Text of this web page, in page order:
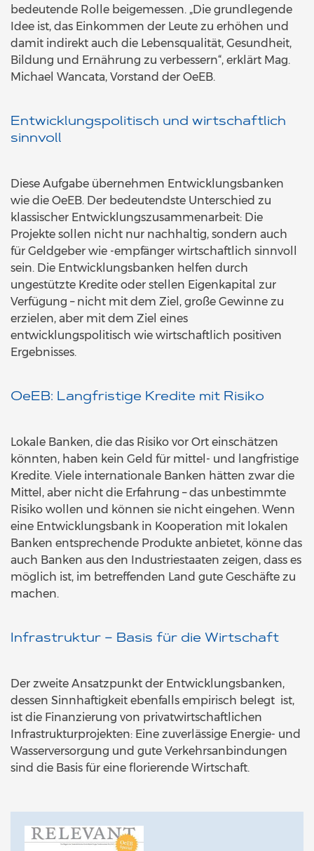
bedeutende Rolle beigemessen. „Die grundlegende
Idee ist, das Einkommen der Leute zu erhöhen und
damit indirekt auch die Lebensqualität, Gesundheit,
Bildung und Ernährung zu verbessern“, erklärt Mag.
Michael Wancata, Vorstand der OeEB.
Entwicklungspolitisch und wirtschaftlich
sinnvoll
Diese Aufgabe übernehmen Entwicklungsbanken
wie die OeEB. Der bedeutendste Unterschied zu
klassischer Entwicklungszusammenarbeit: Die
Projekte sollen nicht nur nachhaltig, sondern auch
für Geldgeber wie -empfänger wirtschaftlich sinnvoll
sein. Die Entwicklungsbanken helfen durch
ungestützte Kredite oder stellen Eigenkapital zur
Verfügung – nicht mit dem Ziel, große Gewinne zu
erzielen, aber mit dem Ziel eines
entwicklungspolitisch wie wirtschaftlich positiven
Ergebnisses.
OeEB: Langfristige Kredite mit Risiko
Lokale Banken, die das Risiko vor Ort einschätzen
könnten, haben kein Geld für mittel- und langfristige
Kredite. Viele internationale Banken hätten zwar die
Mittel, aber nicht die Erfahrung – das unbestimmte
Risiko wollen und können sie nicht eingehen. Wenn
eine Entwicklungsbank in Kooperation mit lokalen
Banken entsprechende Produkte anbietet, könne das
auch Banken aus den Industriestaaten zeigen, dass es
möglich ist, im betreffenden Land gute Geschäfte zu
machen.
Infrastruktur – Basis für die Wirtschaft
Der zweite Ansatzpunkt der Entwicklungsbanken,
dessen Sinnhaftigkeit ebenfalls empirisch belegt ist,
ist die Finanzierung von privatwirtschaftlichen
Infrastrukturprojekten: Eine zuverlässige Energie- und
Wasserversorgung und gute Verkehrsanbindungen
sind die Basis für eine florierende Wirtschaft.